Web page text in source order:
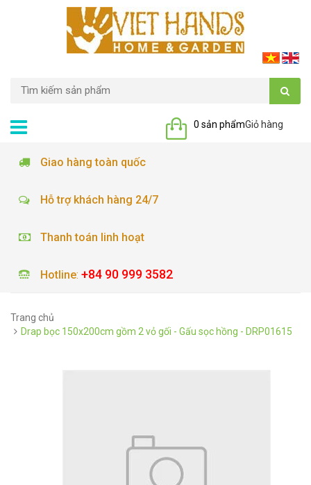
Giỏ hàng
0 sản phẩm
Giao hàng toàn quốc
Hỗ trợ khách hàng 24/7
Thanh toán linh hoạt
Hotline: +84 90 999 3582
Trang chủ
Drap bọc 150x200cm gồm 2 vỏ gối - Gấu sọc hồng - DRP01615